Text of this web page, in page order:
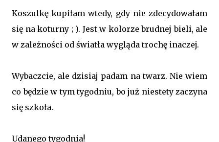
Koszulkę kupiłam wtedy, gdy nie zdecydowałam
się na koturny ; ). Jest w kolorze brudnej bieli, ale
w zależności od światła wygląda trochę inaczej.
Wybaczcie, ale dzisiaj padam na twarz. Nie wiem
co będzie w tym tygodniu, bo już niestety zaczyna
się szkoła.
Udanego tygodnia!